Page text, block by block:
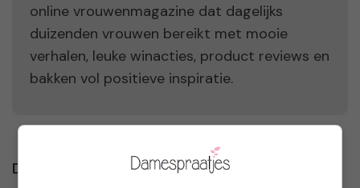
online vrouwenmagazine dat dagelijks
duizenden vrouwen bereikt met mooie
verhalen, leuke winacties, product reviews en
bakken vol positieve inspiratie.
Damespraatjes op